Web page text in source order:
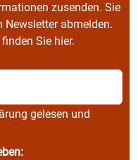
zusenden. Sie
Newsletter abmelden.
Sie hier.
gelesen und